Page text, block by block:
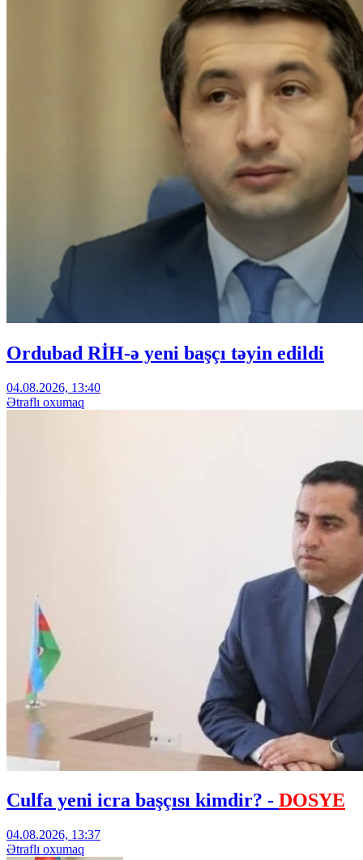
Ordubad RİH-ə yeni başçı təyin edildi
04.08.2026, 13:40
Ətraflı oxumaq
Culfa yeni icra başçısı kimdir? - DOSYE
04.08.2026, 13:37
Ətraflı oxumaq